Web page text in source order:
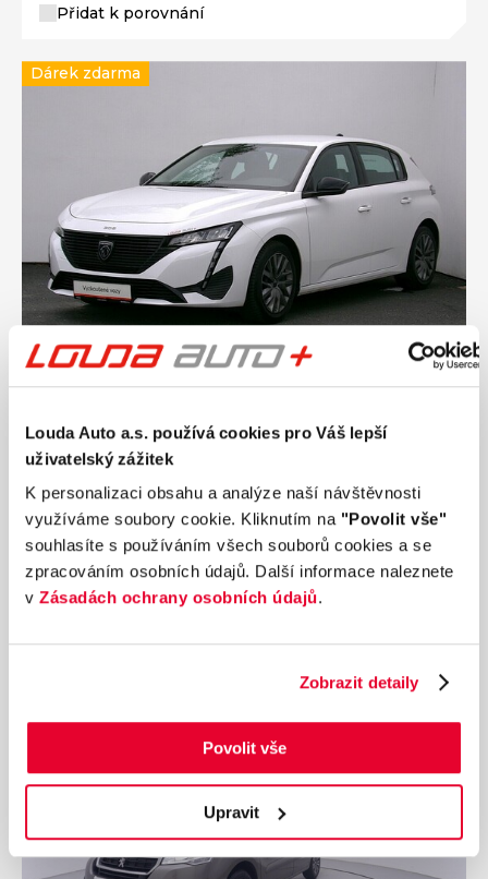
Louda Auto a.s. používá cookies pro Váš lepší
uživatelský zážitek
K personalizaci obsahu a analýze naší návštěvnosti
využíváme soubory cookie. Kliknutím na "Povolit vše"
souhlasíte s používáním všech souborů cookies a se
zpracováním osobních údajů. Další informace naleznete
v Zásadách ochrany osobních údajů.
Zobrazit detaily
Povolit vše
Upravit
Přidat k porovnání
PEUGEOT 308 Active 1.2 PureTech 81 kW
manuál
Nájezd
82 989 km
Výkon
81 kW
Palivo
Benzín
Převodovka
Manuální
333 990 Kčs DPH
Dárek zdarma